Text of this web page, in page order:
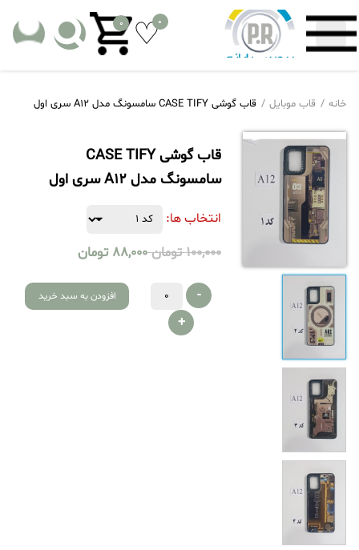
0
0
خانه قاب موبایل قاب گوشی CASE TIFY سامسونگ مدل A12 سری اول
قاب گوشی CASE TIFY
سامسونگ مدل A12 سری اول
انتخاب ها:
100,000 تومان 88,000 تومان
-
+
افزودن به سبد خرید